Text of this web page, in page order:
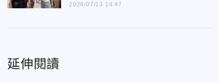
2026/07/13 14:47
延伸閱讀